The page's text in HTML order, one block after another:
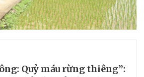
Quỷ máu rừng thiêng”: